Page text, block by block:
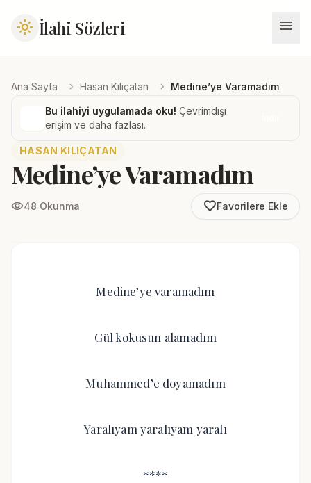
light_mode İlahi Sözleri menu
Ana Sayfa chevron_right Hasan Kılıçatan chevron_right Medine’ye Varamadım
Bu ilahiyi uygulamada oku! Çevrimdışı
erişim ve daha fazlası.
HASAN KILIÇATAN
Medine’ye Varamadım
visibility48 Okunma favorite_borderFavorilere Ekle
Medine’ye varamadım
Gül kokusun alamadım
Muhammed’e doyamadım
Yaralıyam yaralıyam yaralı
****